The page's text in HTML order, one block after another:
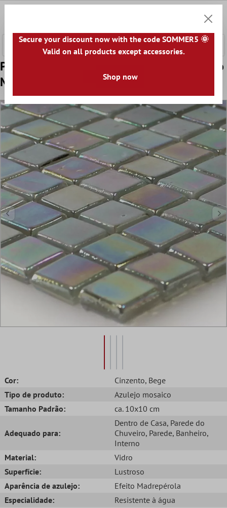
Padrão de Mosaico De Vidro Azulejos Efeito
Madrepérola Amazonas
Cor: Cinzento, Bege
Tipo de produto:
Azulejo mosaico
Tamanho Padrão:
ca. 10x10 cm
Adequado para:
Dentro de Casa, Parede do
Chuveiro, Parede, Banheiro,
Interno
Material:
Vidro
Superfície:
Lustroso
Aparência de azulejo:
Efeito Madrepérola
Especialidade:
Resistente à água
Secure your discount now with the code SOMMER5 🌞
Valid on all products except accessories.
Shop now